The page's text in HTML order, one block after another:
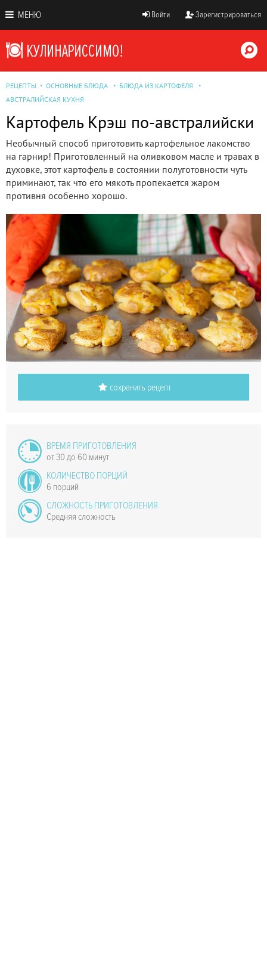
МЕНЮ Войти Зарегистрироваться
РЕЦЕПТЫ ОСНОВНЫЕ БЛЮДА
БЛЮДА ИЗ КАРТОФЕЛЯ
АВСТРАЛИЙСКАЯ КУХНЯ
Картофель Крэш по-австралийски
Необычный способ приготовить картофельное лакомство
на гарнир! Приготовленный на оливковом масле и травах в
духовке, этот картофель в состоянии полуготовности чуть
приминают, так что его мякоть пропекается жаром
противня особенно хорошо.
сохранить рецепт
ВРЕМЯ ПРИГОТОВЛЕНИЯ
от 30 до 60 минут
КОЛИЧЕСТВО ПОРЦИЙ
6 порций
СЛОЖНОСТЬ ПРИГОТОВЛЕНИЯ
Средняя сложность